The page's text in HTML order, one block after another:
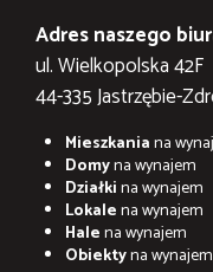
Adres naszego
ul. Wielkopolska 42F
44-335 Jastrzębie-
Mieszkaniana
Domyna wynajem
Działkina wynajem
Lokalena wynajem
Halena wynajem
Obiektyna wynajem